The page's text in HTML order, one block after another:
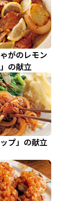
がのレモン
の献立
プ」の献立